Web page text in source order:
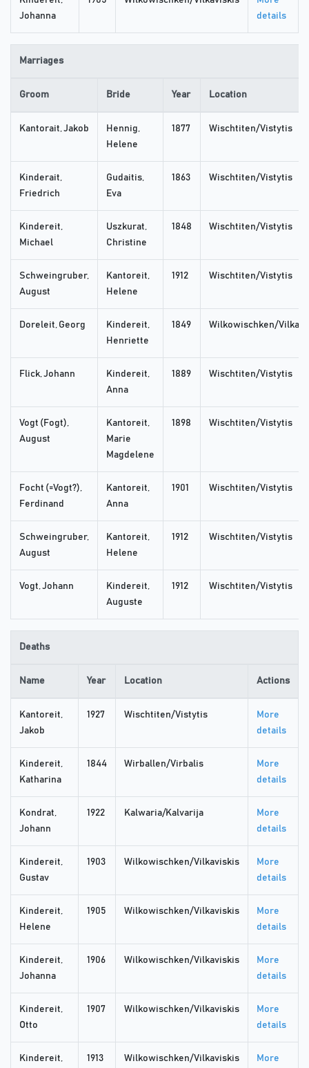
Johanna
details
Marriages
Groom Bride Year Location
Kantorait, Jakob
Hennig,
Helene
1877 Wischtiten/Vistytis
Kinderait,
Friedrich
Gudaitis,
Eva
1863 Wischtiten/Vistytis
Kindereit,
Michael
Uszkurat,
Christine
1848 Wischtiten/Vistytis
Schweingruber,
August
Kantoreit,
Helene
1912 Wischtiten/Vistytis
Doreleit, Georg
Kindereit,
Henriette
1849 Wilkowischken/
Flick, Johann
Kindereit,
Anna
1889 Wischtiten/Vistytis
Vogt (Fogt),
August
Kantoreit,
Marie
Magdelene
1898 Wischtiten/Vistytis
Focht (=Vogt?),
Ferdinand
Kantoreit,
Anna
1901 Wischtiten/Vistytis
Schweingruber,
August
Kantoreit,
Helene
1912 Wischtiten/Vistytis
Vogt, Johann
Kindereit,
Auguste
1912 Wischtiten/Vistytis
Deaths
Name Year Location Actions
Kantoreit,
Jakob
1927 Wischtiten/Vistytis
More
details
Kindereit,
Katharina
1844 Wirballen/Virbalis
More
details
Kondrat,
Johann
1922 Kalwaria/Kalvarija
More
details
Kindereit,
Gustav
1903 Wilkowischken/Vilkaviskis
More
details
Kindereit,
Helene
1905 Wilkowischken/Vilkaviskis
More
details
Kindereit,
Johanna
1906 Wilkowischken/Vilkaviskis
More
details
Kindereit,
Otto
1907 Wilkowischken/Vilkaviskis
More
details
Kindereit,
1913 Wilkowischken/Vilkaviskis
More